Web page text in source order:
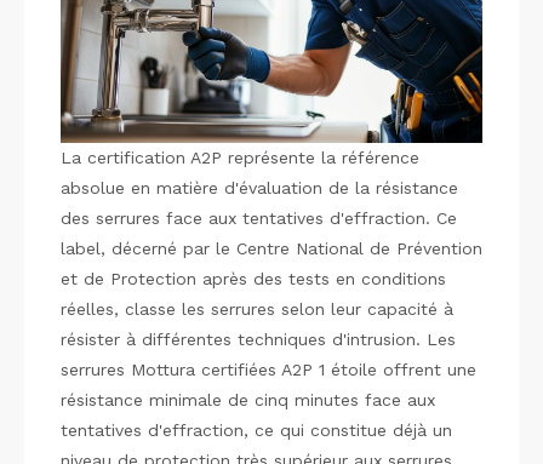
La certification A2P représente la référence
absolue en matière d'évaluation de la résistance
des serrures face aux tentatives d'effraction. Ce
label, décerné par le Centre National de Prévention
et de Protection après des tests en conditions
réelles, classe les serrures selon leur capacité à
résister à différentes techniques d'intrusion. Les
serrures Mottura certifiées A2P 1 étoile offrent une
résistance minimale de cinq minutes face aux
tentatives d'effraction, ce qui constitue déjà un